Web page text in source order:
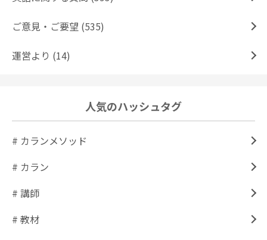
ご意見・ご要望 (535)
運営より (14)
人気のハッシュタグ
# カランメソッド
# カラン
# 講師
# 教材